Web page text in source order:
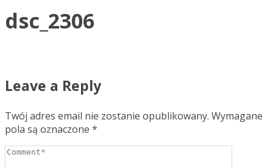
dsc_2306
Leave a Reply
Twój adres email nie zostanie opublikowany. Wymagane
pola są oznaczone *